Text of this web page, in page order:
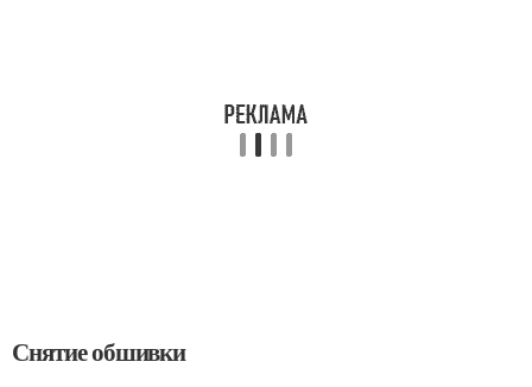
Снятие обшивки